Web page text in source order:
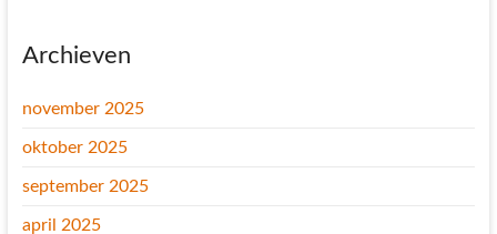
Archieven
november 2025
oktober 2025
september 2025
april 2025